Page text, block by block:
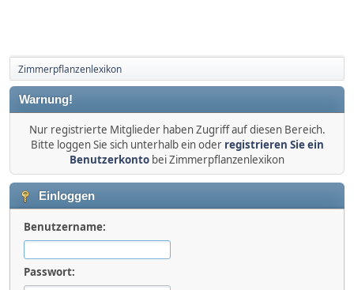
Zimmerpflanzenlexikon
Warnung!
Nur registrierte Mitglieder haben Zugriff auf diesen Bereich.
Bitte loggen Sie sich unterhalb ein oder registrieren Sie ein
Benutzerkonto bei Zimmerpflanzenlexikon
Einloggen
Benutzername:
Passwort: